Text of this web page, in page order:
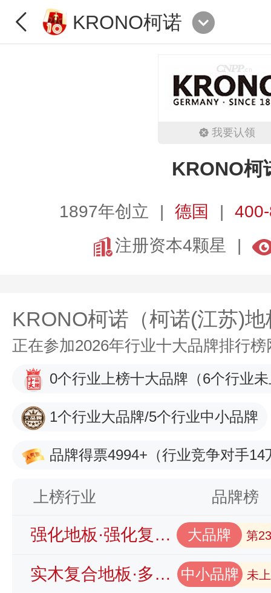
KRONO柯诺
我要认领
KRONO柯
1897年创立 德国
注册资本4颗星
KRONO柯诺（柯诺(江苏)
正在参加2026年行业十大品牌排行
0个行业上榜十大品牌 （6个行业
1个行业大品牌/5个行业中小品牌
品牌得票4994+ （行业竞争对手14
上榜行业 品牌榜
强化地板·强化复合地板品牌榜 大品牌 第
实木复合地板·多层木地板品牌榜 中小品牌 未